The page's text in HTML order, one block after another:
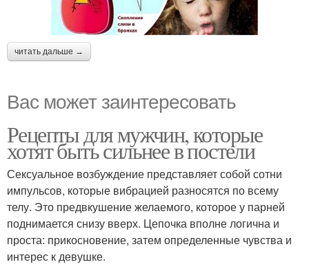
читать дальше →
Вас может заинтересовать
Рецепты для мужчин, которые
хотят быть сильнее в постели
Сексуальное возбуждение представляет собой сотни
импульсов, которые вибрацией разносятся по всему
телу. Это предвкушение желаемого, которое у парней
поднимается снизу вверх. Цепочка вполне логична и
проста: прикосновение, затем определенные чувства и
интерес к девушке.